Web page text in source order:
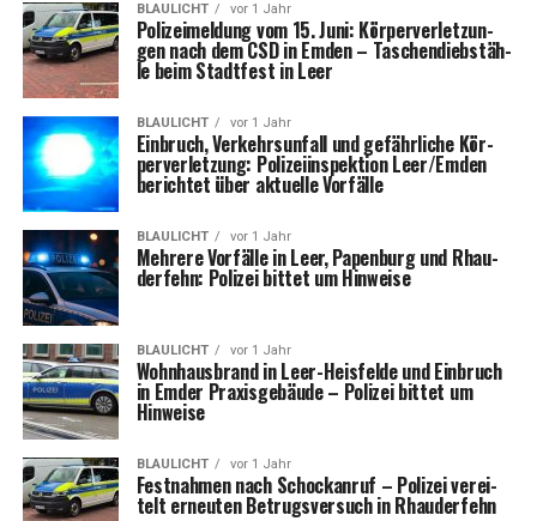
BLAULICHT vor 1 Jahr
Poli­zei­mel­dung vom 15. Juni: Kör­per­ver­let­zun­
gen nach dem CSD in Emden – Taschen­dieb­stäh­
le beim Stadt­fest in Leer
BLAULICHT vor 1 Jahr
Ein­bruch, Ver­kehrs­un­fall und gefähr­li­che Kör­
per­ver­let­zung: Poli­zei­in­spek­ti­on Leer/Emden
berich­tet über aktu­el­le Vorfälle
BLAULICHT vor 1 Jahr
Meh­re­re Vor­fäl­le in Leer, Papen­burg und Rhau­
der­fehn: Poli­zei bit­tet um Hinweise
BLAULICHT vor 1 Jahr
Wohn­haus­brand in Leer-Heis­fel­de und Ein­bruch
in Emder Pra­xis­ge­bäu­de – Poli­zei bit­tet um
Hinweise
BLAULICHT vor 1 Jahr
Fest­nah­men nach Schock­an­ruf – Poli­zei ver­ei­
telt erneu­ten Betrugs­ver­such in Rhauderfehn